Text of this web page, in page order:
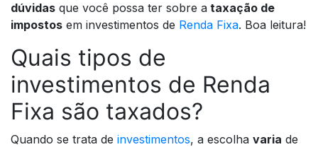
dúvidas que você possa ter sobre a taxação de
impostos em investimentos de Renda Fixa. Boa leitura!
Quais tipos de
investimentos de Renda
Fixa são taxados?
Quando se trata de investimentos, a escolha varia de